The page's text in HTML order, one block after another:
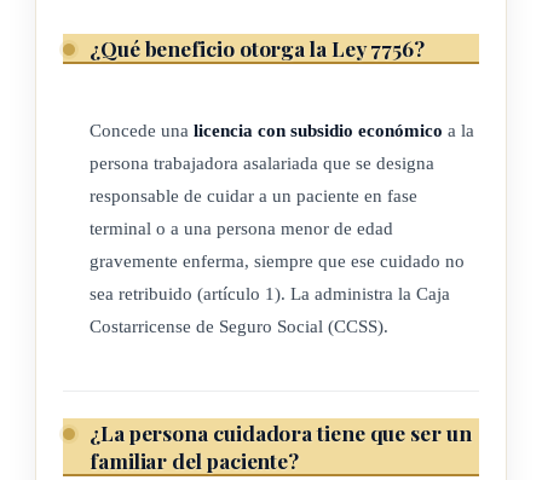
destinen al otorgamiento del beneficio a los responsables de
demanda de ese año, para lo cual realizará los análisis y las
proyecciones financieras necesarios, según lo estime
conveniente.
(Así reformado por el artículo 2° de la Ley para garantizar el
interés superior del niño, niña y el adolescente en el cuidado
de la persona menor de edad gravemente enferma, N° 9470
ARTÍCULO 2°
¿Qué beneficio otorga la Ley 7756?
Concede una licencia con subsidio económico a la
persona trabajadora asalariada que se designa
responsable de cuidar a un paciente en fase
terminal o a una persona menor de edad
gravemente enferma, siempre que ese cuidado no
sea retribuido (artículo 1). La administra la Caja
Costarricense de Seguro Social (CCSS).
¿La persona cuidadora tiene que ser un
familiar del paciente?